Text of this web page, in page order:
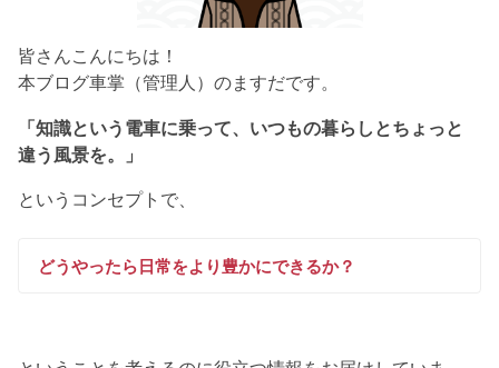
皆さんこんにちは！
本ブログ車掌（管理人）のますだです。
「知識という電車に乗って、いつもの暮らしとちょっと
違う風景を。」
というコンセプトで、
どうやったら日常をより豊かにできるか？